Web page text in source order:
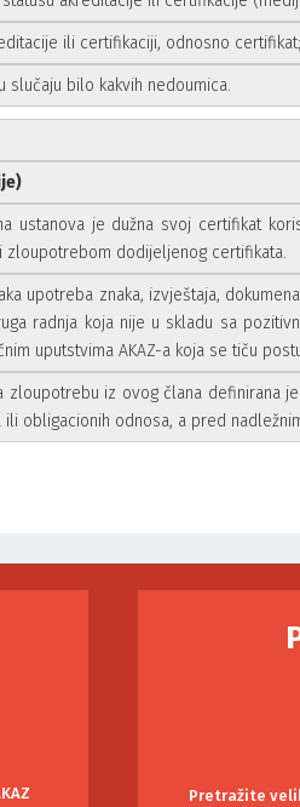
ili certifikaciji, odnosno certifikat;
slučaju bilo kakvih nedoumica.
ustanova je dužna svoj certifikat
zloupotrebom dodijeljenog certifikata.
upotreba znaka, izvještaja,
radnja koja nije u skladu sa
uputstvima AKAZ-a koja se tiču
iz ovog člana definirana
obligacionih odnosa, a pred
Pretražite